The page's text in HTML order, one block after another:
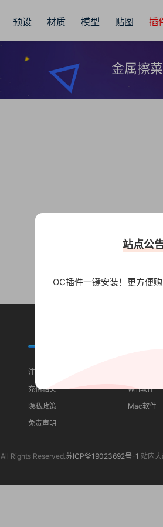
预设 材质 模型 贴图 插
金属擦
注册须知
充值相关
隐私政策
免责声明
Win软件
Mac软件
All Rights Reserved.苏ICP备19023692号-1 站内
站点公
OC插件一键安装！更方便